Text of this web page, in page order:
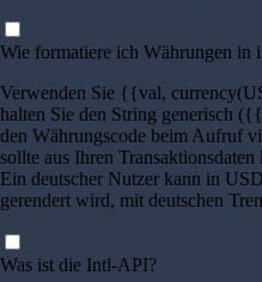
Wie formatiere ich Währungen in
Verwenden Sie {{val,
halten Sie den String generisch
den Währungscode beim Aufruf
sollte aus Ihren
Ein deutscher Nutzer kann in
gerendert wird, mit deutschen
Was ist die Intl-API?